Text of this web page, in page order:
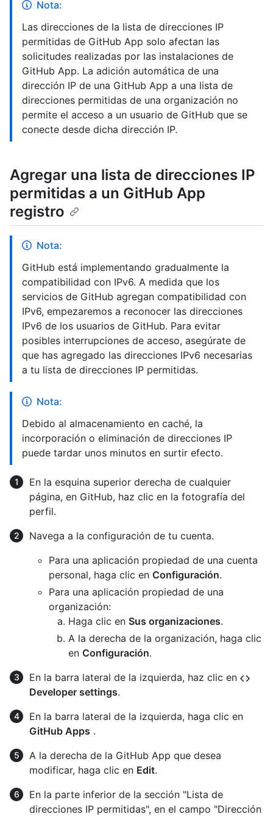
Nota:
Las direcciones de la lista de direcciones IP
permitidas de GitHub App solo afectan las
solicitudes realizadas por las instalaciones de
GitHub App. La adición automática de una
dirección IP de una GitHub App a una lista de
direcciones permitidas de una organización no
permite el acceso a un usuario de GitHub que se
conecte desde dicha dirección IP.
Agregar una lista de direcciones IP
permitidas a un GitHub App
registro
Nota:
GitHub está implementando gradualmente la
compatibilidad con IPv6. A medida que los
servicios de GitHub agregan compatibilidad con
IPv6, empezaremos a reconocer las direcciones
IPv6 de los usuarios de GitHub. Para evitar
posibles interrupciones de acceso, asegúrate de
que has agregado las direcciones IPv6 necesarias
a tu lista de direcciones IP permitidas.
Nota:
Debido al almacenamiento en caché, la
incorporación o eliminación de direcciones IP
puede tardar unos minutos en surtir efecto.
En la esquina superior derecha de cualquier
página, en GitHub, haz clic en la fotografía del
perfil.
Navega a la configuración de tu cuenta.
Para una aplicación propiedad de una cuenta
personal, haga clic en Configuración.
Para una aplicación propiedad de una
organización:
Haga clic en Sus organizaciones.
A la derecha de la organización, haga clic
en Configuración.
En la barra lateral de la izquierda, haz clic en
Developer settings.
En la barra lateral de la izquierda, haga clic en
GitHub Apps .
A la derecha de la GitHub App que desea
modificar, haga clic en Edit.
En la parte inferior de la sección "Lista de
direcciones IP permitidas", en el campo "Dirección